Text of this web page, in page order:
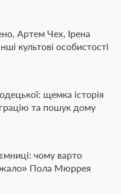
Артем Чех, Ірена
культові особистості
щемка історія
та пошук дому
чому варто
Пола Мюррея